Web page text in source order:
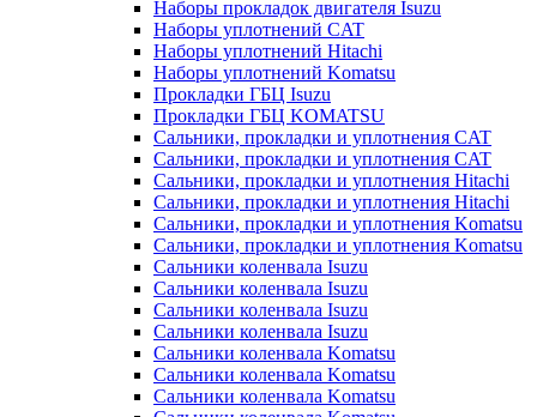
Наборы прокладок двигателя Isuzu
Наборы уплотнений CAT
Наборы уплотнений Hitachi
Наборы уплотнений Komatsu
Прокладки ГБЦ Isuzu
Прокладки ГБЦ KOMATSU
Сальники, прокладки и уплотнения CAT
Сальники, прокладки и уплотнения CAT
Сальники, прокладки и уплотнения Hitachi
Сальники, прокладки и уплотнения Hitachi
Сальники, прокладки и уплотнения Komatsu
Сальники, прокладки и уплотнения Komatsu
Сальники коленвала Isuzu
Сальники коленвала Isuzu
Сальники коленвала Isuzu
Сальники коленвала Isuzu
Сальники коленвала Komatsu
Сальники коленвала Komatsu
Сальники коленвала Komatsu